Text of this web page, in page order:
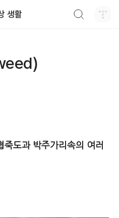
생활
죽도과 박주가리속의 여러